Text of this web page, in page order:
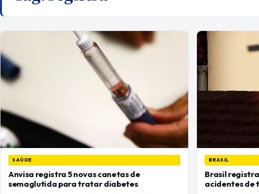
SAÚDE
Anvisa registra 5 novas canetas de
semaglutida para tratar diabetes
BRASIL
Brasil registra
acidentes de